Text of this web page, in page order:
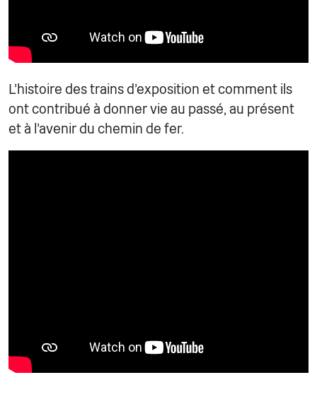
L'histoire des trains d'exposition et comment ils
ont contribué à donner vie au passé, au présent
et à l'avenir du chemin de fer.